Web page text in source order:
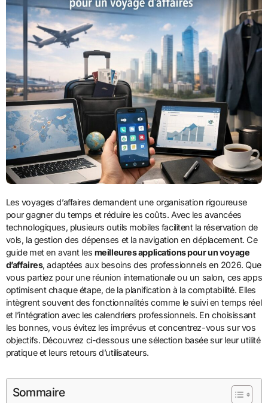
Les voyages d’affaires demandent une organisation rigoureuse
pour gagner du temps et réduire les coûts. Avec les avancées
technologiques, plusieurs outils mobiles facilitent la réservation de
vols, la gestion des dépenses et la navigation en déplacement. Ce
guide met en avant les meilleures applications pour un voyage
d’affaires, adaptées aux besoins des professionnels en 2026. Que
vous partiez pour une réunion internationale ou un salon, ces apps
optimisent chaque étape, de la planification à la comptabilité. Elles
intègrent souvent des fonctionnalités comme le suivi en temps réel
et l’intégration avec les calendriers professionnels. En choisissant
les bonnes, vous évitez les imprévus et concentrez-vous sur vos
objectifs. Découvrez ci-dessous une sélection basée sur leur utilité
pratique et leurs retours d’utilisateurs.
Sommaire